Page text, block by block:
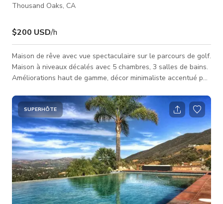
Thousand Oaks, CA
$200 USD/h
Maison de rêve avec vue spectaculaire sur le parcours de golf.
Maison à niveaux décalés avec 5 chambres, 3 salles de bains.
Améliorations haut de gamme, décor minimaliste accentué par
rénovée avec une peinture extérieure blanche et des
garnitures noires. Accès à la terrasse supérieure depuis
l'espace social ouvert, incroyable vue sur le parcours de golf.
Bain à remous dans le jardin arrière ainsi que barbecue,
chaises longu
SUPERHÔTE